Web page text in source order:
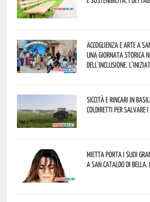
Accoglienza e arte a
una giornata storica
dell’inclusione.
Siccità e rincari in
Coldiretti per salvare
Mietta porta i suoi
a San Cataldo di Bella.